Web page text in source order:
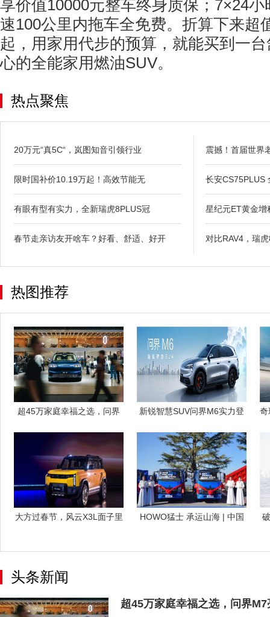
享价值10000元整车终身质保；7×24
速100公里内拖车全免费。折算下来超
起，用家用代步的预算，就能买到一
心的全能家用燃油SUV。
热点聚焦
20万元“真5C“，岚图知音引领行业
限时国补价10.19万起！高效节能无
有眼有型有实力，全新瑞虎8PLUS冠
春节走亲访友开啥车？好看、舒适、好开
震撼！首届世界
长安CS75PLUS
星纪元ET黄金增
对比RAV4，瑞
热图推荐
超45万家庭幸福之选，问界
新锐智慧SUV问界M6实力登
奇
大方过春节，风云X3L面子里
HOWO猛士 承运山海 | 中国
头条新闻
超45万家庭幸福之选，问界M7